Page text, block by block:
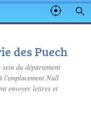
des Puech
du département
l'emplacement Null
envoyer lettres et